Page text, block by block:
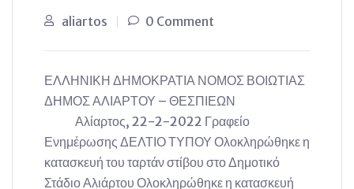
aliartos 0 Comment
ΕΛΛΗΝΙΚΗ ΔΗΜΟΚΡΑΤΙΑ ΝΟΜΟΣ ΒΟΙΩΤΙΑΣ
ΔΗΜΟΣ ΑΛΙΑΡΤΟΥ – ΘΕΣΠΙΕΩΝ
Αλίαρτος, 22-2-2022 Γραφείο
Ενημέρωσης ΔΕΛΤΙΟ ΤΥΠΟΥ Ολοκληρώθηκε η
κατασκευή του ταρτάν στίβου στο Δημοτικό
Στάδιο Αλιάρτου Ολοκληρώθηκε η κατασκευή